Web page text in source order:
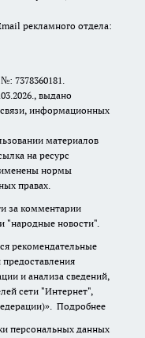
рекламного отдела:
7378360181.
выдано
информационных
материалов
на ресурс
нормы
правах.
за комментарии
"народные новости".
рекомендательные
и анализа сведений,
сети "Интернет",
Подробнее
персональных данных